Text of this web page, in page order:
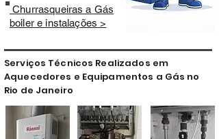
Churrasqueiras a Gás
boiler e instalações >
Serviços Técnicos Realizados em
Aquecedores e Equipamentos a Gás no
Rio de Janeiro